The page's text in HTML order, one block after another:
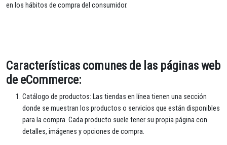
en los hábitos de compra del consumidor.
Características comunes de las páginas web
de eCommerce:
Catálogo de productos: Las tiendas en línea tienen una sección
donde se muestran los productos o servicios que están disponibles
para la compra. Cada producto suele tener su propia página con
detalles, imágenes y opciones de compra.